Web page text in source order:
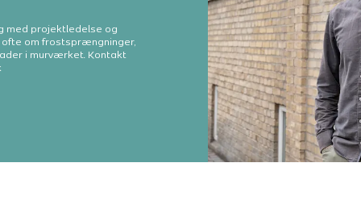
med projektledelse og
ofte om frostsprængninger,
i murværket. Kontakt